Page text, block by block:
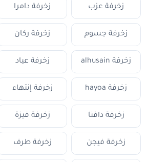
زخرفة عزب زخرفة دامرا
زخرفة جسوم زخرفة ركان
زخرفة alhusain زخرفة عياد
زخرفة hayoa زخرفة إنتهاء
زخرفة دافنا زخرفة فيزة
زخرفة فيجن زخرفة طرف